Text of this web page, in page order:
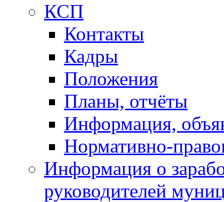
КСП
Контакты
Кадры
Положения
Планы, отчёты
Информация,
Нормативно-
Информация о
руководителей